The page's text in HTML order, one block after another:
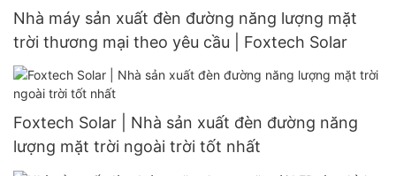
Nhà máy sản xuất đèn đường năng lượng mặt
trời thương mại theo yêu cầu | Foxtech Solar
Foxtech Solar | Nhà sản xuất đèn đường năng
lượng mặt trời ngoài trời tốt nhất